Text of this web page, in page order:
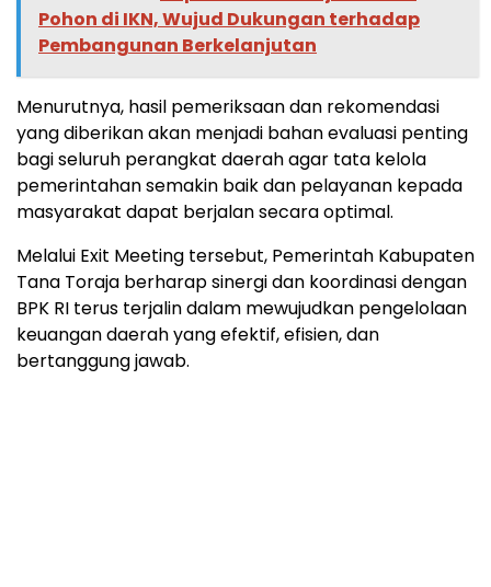
Pohon di IKN, Wujud Dukungan terhadap
Pembangunan Berkelanjutan
Menurutnya, hasil pemeriksaan dan rekomendasi
yang diberikan akan menjadi bahan evaluasi penting
bagi seluruh perangkat daerah agar tata kelola
pemerintahan semakin baik dan pelayanan kepada
masyarakat dapat berjalan secara optimal.
Melalui Exit Meeting tersebut, Pemerintah Kabupaten
Tana Toraja berharap sinergi dan koordinasi dengan
BPK RI terus terjalin dalam mewujudkan pengelolaan
keuangan daerah yang efektif, efisien, dan
bertanggung jawab.